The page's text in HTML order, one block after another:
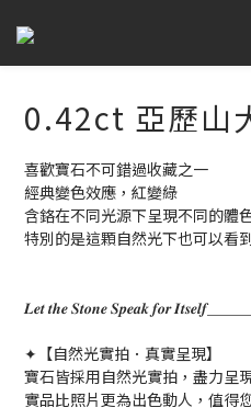
0.42ct 亞歷山
喜歡寶石不可錯過收藏之一
經典變色效應，紅變綠
含鉻在不同光源下呈現不同的體
特別的是這顆自然光下也可以看
𝑳𝒆𝒕 𝒕𝒉𝒆 𝑺𝒕𝒐𝒏𝒆 𝑺𝒑𝒆𝒂𝒌 𝒇𝒐𝒓 𝑰𝒕𝒔𝒆𝒍𝒇＿＿
✦【自然光實拍．真實呈現】
寶石皆採用自然光實拍，盡力呈
實品比照片更為出色動人，值得